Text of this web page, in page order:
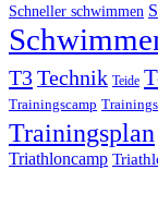
Schneller schwimmen
T3Technik Teide
Trainingscamp
Trainingsplan
Triathloncamp